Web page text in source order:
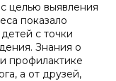
целью выявления
показало
с точки
Знания о
профилактике
а от друзей,